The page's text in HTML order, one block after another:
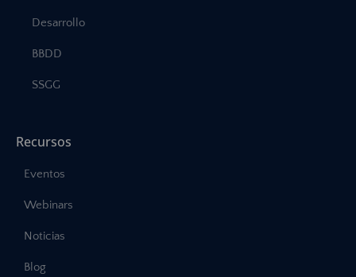
Desarrollo
BBDD
SSGG
Recursos
Eventos
Webinars
Noticias
Blog